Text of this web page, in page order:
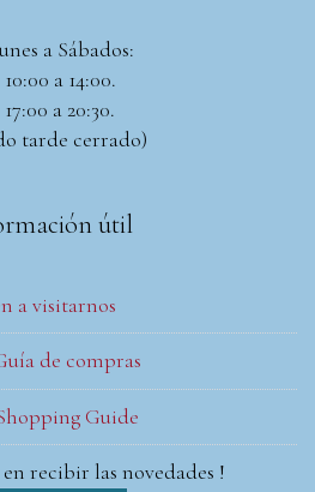
a Sábados:
a 14:00.
a 20:30.
tarde cerrado)
útil
a visitarnos
de compras
Guide
recibir las novedades !